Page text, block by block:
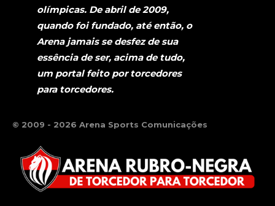
olímpicas. De abril de 2009,
quando foi fundado, até então, o
Arena jamais se desfez de sua
essência de ser, acima de tudo,
um portal feito por torcedores
para torcedores.
© 2009 - 2026 Arena Sports Comunicações